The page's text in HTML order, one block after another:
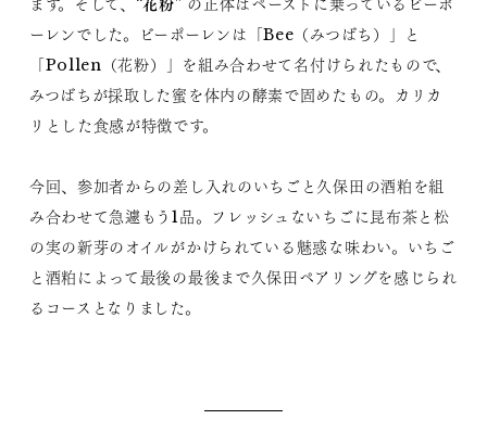
ます。そして、“
” の正体はペーストに乗っているビーポ
ーレンでした。ビーポーレンは「Bee（みつばち）」と
「Pollen（花粉）」を組み合わせて名付けられたもので、
みつばちが採取した蜜を体内の酵素で固めたもの。カリカ
リとした食感が特徴です。
今回、参加者からの差し入れのいちごと久保田の酒粕を組
み合わせて急遽もう1品。フレッシュないちごに昆布茶と松
の実の新芽のオイルがかけられている魅惑な味わい。いちご
と酒粕によって最後の最後まで久保田ペアリングを感じられ
るコースとなりました。